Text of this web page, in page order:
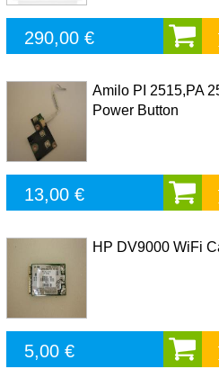
290,00 €
Amilo PI 2515,PA
Power Button
13,00 €
HP DV9000 WiFi
5,00 €